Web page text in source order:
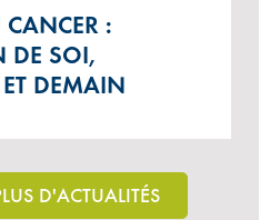
CANCER :
DE SOI,
DEMAIN
D'ACTUALITÉS